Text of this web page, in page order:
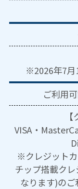
※2026年7
ご利用
VISA・
※クレジット
チップ搭載ク
なります)のご